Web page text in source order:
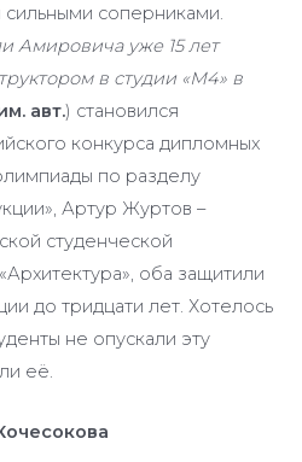
сильными соперниками.
Амировича уже 15 лет
в студии «М4» в
авт.) становился
конкурса дипломных
по разделу
Артур Журтов –
студенческой
оба защитили
до тридцати лет. Хотелось
не опускали эту
её.